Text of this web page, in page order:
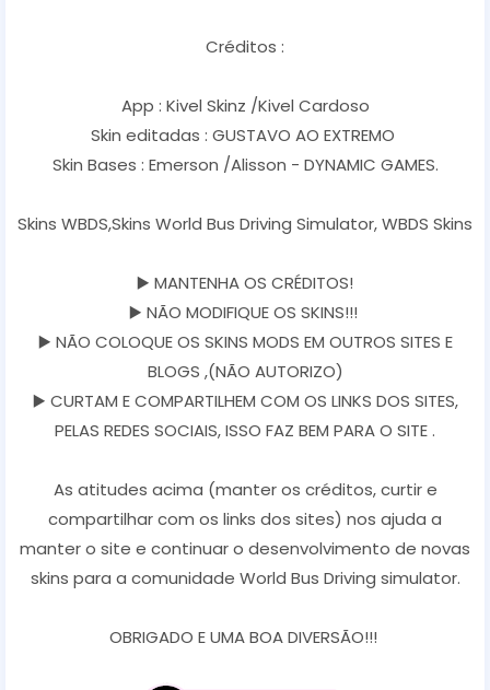
Créditos :
App : Kivel Skinz /Kivel Cardoso
Skin editadas : GUSTAVO AO EXTREMO
Skin Bases : Emerson /Alisson - DYNAMIC GAMES.
Skins WBDS,Skins World Bus Driving Simulator, WBDS Skins
▶️ MANTENHA OS CRÉDITOS!
▶️ NÃO MODIFIQUE OS SKINS!!!
▶️ NÃO COLOQUE OS SKINS MODS EM OUTROS SITES E
BLOGS ,(NÃO AUTORIZO)
▶️ CURTAM E COMPARTILHEM COM OS LINKS DOS SITES,
PELAS REDES SOCIAIS, ISSO FAZ BEM PARA O SITE .
As atitudes acima (manter os créditos, curtir e
compartilhar com os links dos sites) nos ajuda a
manter o site e continuar o desenvolvimento de novas
skins para a comunidade World Bus Driving simulator.
OBRIGADO E UMA BOA DIVERSÃO!!!